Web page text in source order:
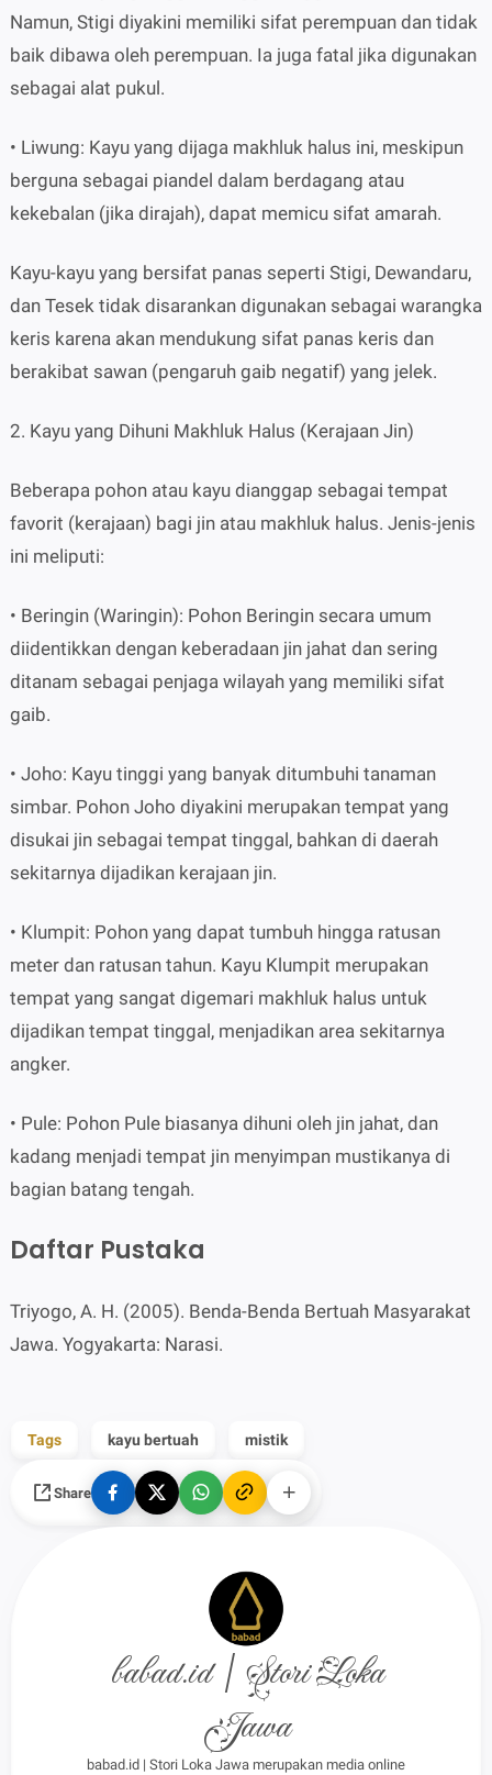
Namun, Stigi diyakini memiliki sifat perempuan dan tidak
baik dibawa oleh perempuan. Ia juga fatal jika digunakan
sebagai alat pukul.
• Liwung: Kayu yang dijaga makhluk halus ini, meskipun
berguna sebagai piandel dalam berdagang atau
kekebalan (jika dirajah), dapat memicu sifat amarah.
Kayu-kayu yang bersifat panas seperti Stigi, Dewandaru,
dan Tesek tidak disarankan digunakan sebagai warangka
keris karena akan mendukung sifat panas keris dan
berakibat sawan (pengaruh gaib negatif) yang jelek.
2. Kayu yang Dihuni Makhluk Halus (Kerajaan Jin)
Beberapa pohon atau kayu dianggap sebagai tempat
favorit (kerajaan) bagi jin atau makhluk halus. Jenis-jenis
ini meliputi:
• Beringin (Waringin): Pohon Beringin secara umum
diidentikkan dengan keberadaan jin jahat dan sering
ditanam sebagai penjaga wilayah yang memiliki sifat
gaib.
• Joho: Kayu tinggi yang banyak ditumbuhi tanaman
simbar. Pohon Joho diyakini merupakan tempat yang
disukai jin sebagai tempat tinggal, bahkan di daerah
sekitarnya dijadikan kerajaan jin.
• Klumpit: Pohon yang dapat tumbuh hingga ratusan
meter dan ratusan tahun. Kayu Klumpit merupakan
tempat yang sangat digemari makhluk halus untuk
dijadikan tempat tinggal, menjadikan area sekitarnya
angker.
• Pule: Pohon Pule biasanya dihuni oleh jin jahat, dan
kadang menjadi tempat jin menyimpan mustikanya di
bagian batang tengah.
Daftar Pustaka
Triyogo, A. H. (2005). Benda-Benda Bertuah Masyarakat
Jawa. Yogyakarta: Narasi.
Tags kayu bertuah mistik
Share
babad.id | Stori Loka
Jawa
babad.id | Stori Loka Jawa merupakan media online